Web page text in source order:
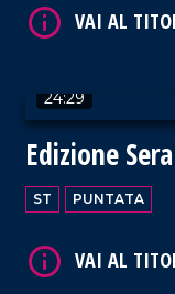
24:29
Edizione Sera
ST PUNTATA
VAI AL TITOLO